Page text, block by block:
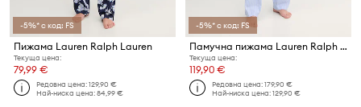
-5%* с код: FS
Пижама Lauren Ralph Lauren
Текуща цена:
79,99 €
Редовна цена:129,90 €
Най-ниска цена:84,99 €
-5%* с код: FS
Памучна пижама Lauren Ralph Lauren
Текуща цена:
119,90 €
Редовна цена:179,90 €
Най-ниска цена:129,90 €